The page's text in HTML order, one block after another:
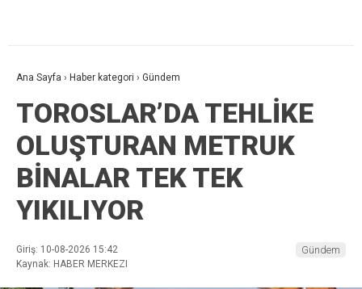
Ana Sayfa › Haber kategori › Gündem
TOROSLAR’DA TEHLİKE
OLUŞTURAN METRUK
BİNALAR TEK TEK
YIKILIYOR
Giriş: 10-08-2026 15:42
Kaynak: HABER MERKEZI
Gündem